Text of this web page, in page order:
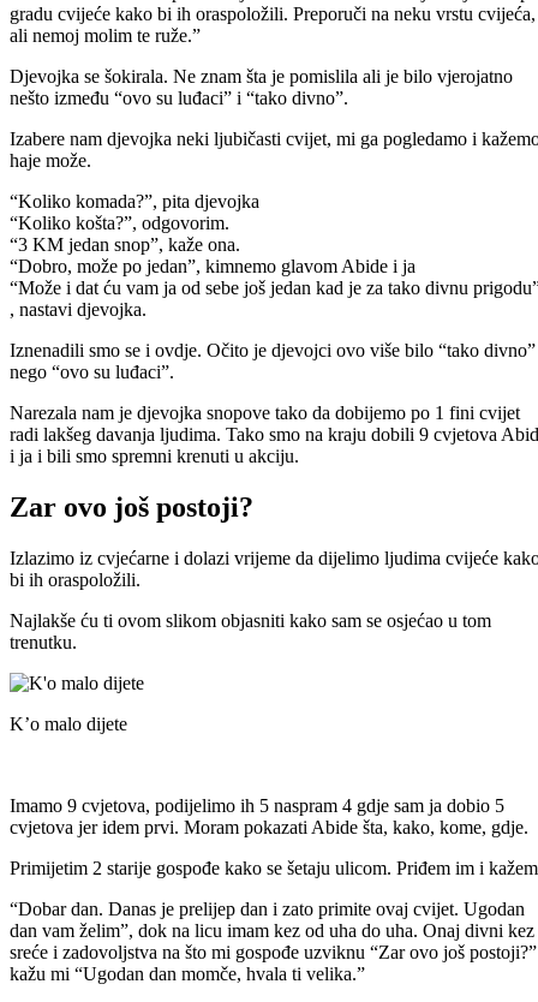
gradu cvijeće kako bi ih oraspoložili. Preporuči na neku vrstu cvijeća,
ali nemoj molim te ruže.”
Djevojka se šokirala. Ne znam šta je pomislila ali je bilo vjerojatno
nešto između “ovo su luđaci” i “tako divno”.
Izabere nam djevojka neki ljubičasti cvijet, mi ga pogledamo i
haje može.
“Koliko komada?”, pita djevojka
“Koliko košta?”, odgovorim.
“3 KM jedan snop”, kaže ona.
“Dobro, može po jedan”, kimnemo glavom Abide i ja
“Može i dat ću vam ja od sebe još jedan kad je za tako divnu
, nastavi djevojka.
Iznenadili smo se i ovdje. Očito je djevojci ovo više bilo “tako divno”
nego “ovo su luđaci”.
Narezala nam je djevojka snopove tako da dobijemo po 1 fini cvijet
radi lakšeg davanja ljudima. Tako smo na kraju dobili 9 cvjetova
i ja i bili smo spremni krenuti u akciju.
Zar ovo još postoji?
Izlazimo iz cvjećarne i dolazi vrijeme da dijelimo ljudima cvijeće
bi ih oraspoložili.
Najlakše ću ti ovom slikom objasniti kako sam se osjećao u tom
trenutku.
K’o malo dijete
Imamo 9 cvjetova, podijelimo ih 5 naspram 4 gdje sam ja dobio 5
cvjetova jer idem prvi. Moram pokazati Abide šta, kako, kome, gdje.
Primijetim 2 starije gospođe kako se šetaju ulicom. Priđem im i
“Dobar dan. Danas je prelijep dan i zato primite ovaj cvijet. Ugodan
dan vam želim”, dok na licu imam kez od uha do uha. Onaj divni kez
sreće i zadovoljstva na što mi gospođe uzviknu “Zar ovo još
kažu mi “Ugodan dan momče, hvala ti velika.”